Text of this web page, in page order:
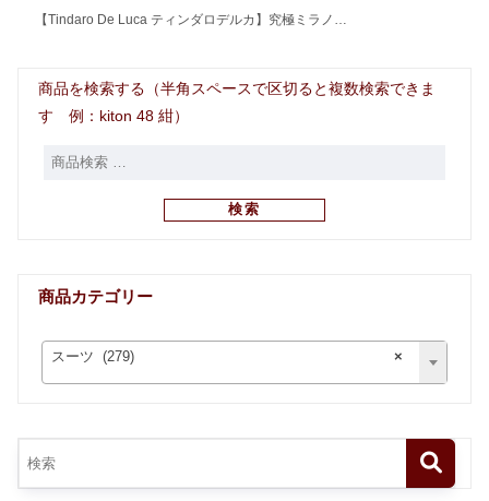
【Tindaro De Luca ティンダロデルカ】究極ミラノ…
商品を検索する（半角スペースで区切ると複数検索できま
す 例：kiton 48 紺）
検索
商品カテゴリー
×
スーツ (279)